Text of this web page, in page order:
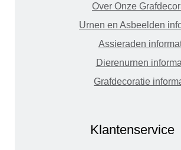
Over Onze
Urnen en Asbeelden
Assieraden
Dierenurnen
Grafdecoratie
Klantenservice